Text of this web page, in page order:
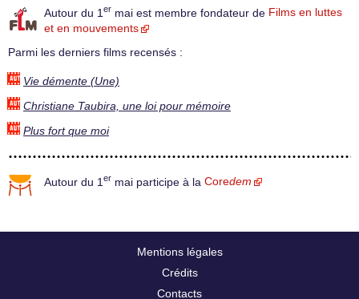
Autour du 1 er mai est membre fondateur de Films en luttes
et en mouvements
Parmi les derniers films recensés :
Vie démente (Une)
Christiane Taubira, une loi pour mémoire
Plus fort que moi
Autour du 1 er mai participe à la Coredem
Mentions légales
Crédits
Contacts